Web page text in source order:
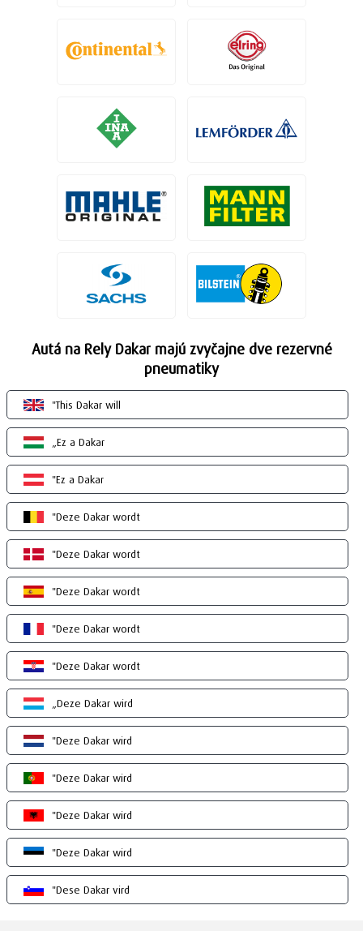
Autá na Rely Dakar majú zvyčajne dve rezervné
pneumatiky
"This Dakar will
„Ez a Dakar
"Ez a Dakar
"Deze Dakar wordt
"Deze Dakar wordt
"Deze Dakar wordt
"Deze Dakar wordt
"Deze Dakar wordt
„Deze Dakar wird
"Deze Dakar wird
"Deze Dakar wird
"Deze Dakar wird
"Deze Dakar wird
"Dese Dakar vird